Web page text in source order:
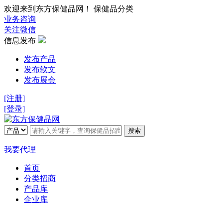
欢迎来到东方保健品网！ 保健品分类
业务咨询
关注微信
信息发布
发布产品
发布软文
发布展会
[注册]
[登录]
搜索
我要代理
首页
分类招商
产品库
企业库